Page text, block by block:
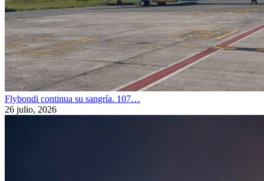
Flybondi continua su sangría. 107…
26 julio, 2026